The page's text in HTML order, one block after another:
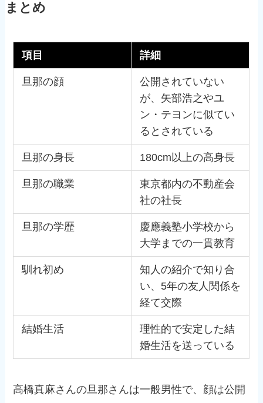
まとめ
項目 詳細
旦那の顔
公開されていない
が、矢部浩之やユ
ン・テヨンに似てい
るとされている
旦那の身長 180cm以上の高身長
旦那の職業
東京都内の不動産会
社の社長
旦那の学歴
慶應義塾小学校から
大学までの一貫教育
馴れ初め
知人の紹介で知り合
い、5年の友人関係を
経て交際
結婚生活
理性的で安定した結
婚生活を送っている
高橋真麻さんの旦那さんは一般男性で、顔は公開